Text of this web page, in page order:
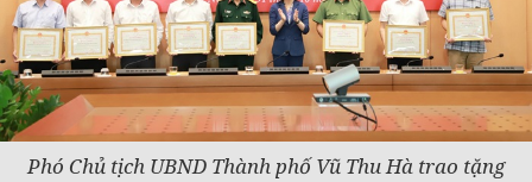
Phó Chủ tịch UBND Thành phố Vũ Thu Hà trao tặng